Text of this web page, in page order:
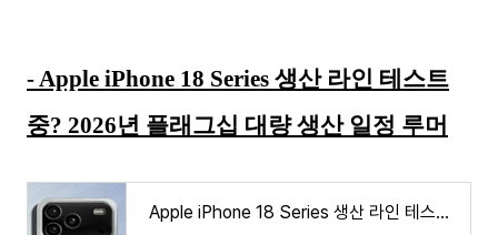
- Apple iPhone 18 Series 생산 라인 테스트
중? 2026년 플래그십 대량 생산 일정 루머
Apple iPhone 18 Series 생산 라인 테스트 중? 2026년 플래그십 대량 생산 일정 루머